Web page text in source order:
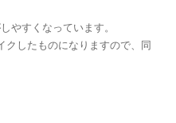
やすくなっています。
クしたものになりますので、同